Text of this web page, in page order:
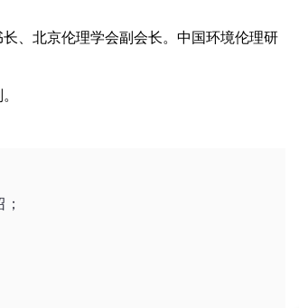
、北京伦理学会副会长。中国环境伦理研